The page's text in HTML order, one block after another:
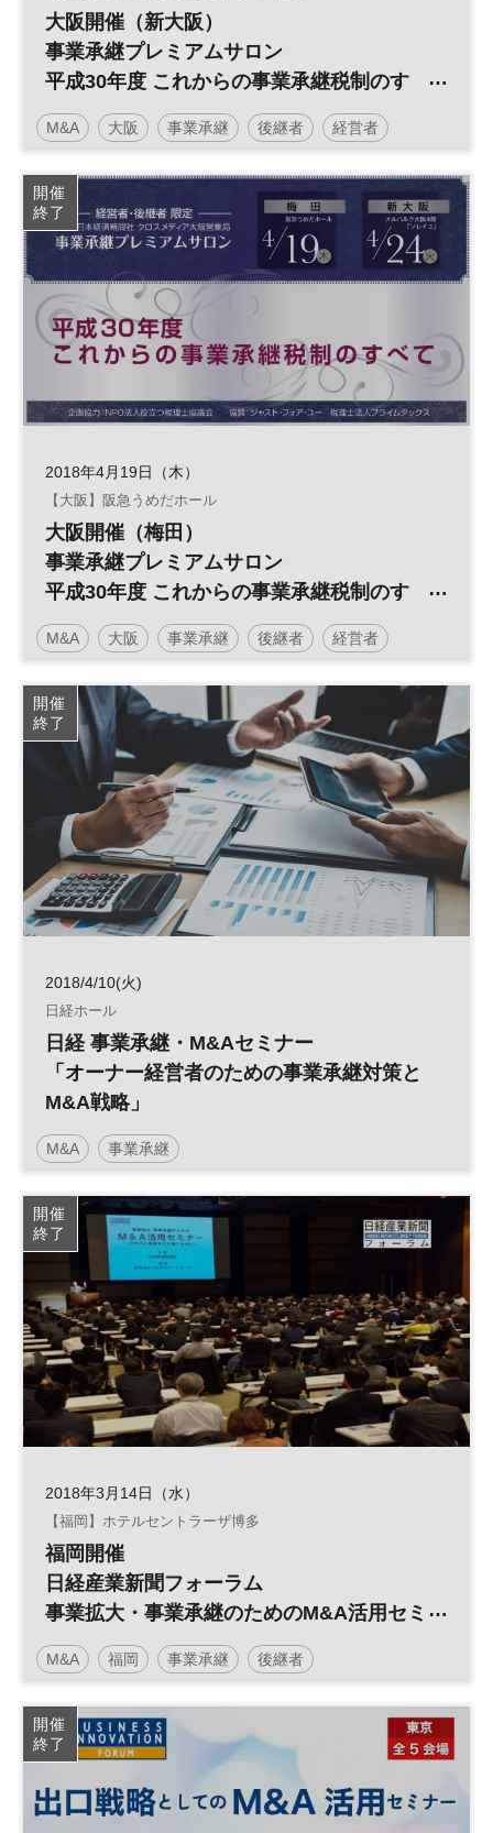
大阪開催（新大阪）
事業承継プレミアムサロン
平成30年度 これからの事業承継税制のす
べて
M&A 大阪 事業承継 後継者 経営者
開催
終了
2018年4月19日（木）
【大阪】阪急うめだホール
大阪開催（梅田）
事業承継プレミアムサロン
平成30年度 これからの事業承継税制のす
べて
M&A 大阪 事業承継 後継者 経営者
開催
終了
2018/4/10(火)
日経ホール
日経 事業承継・M&Aセミナー
「オーナー経営者のための事業承継対策と
M&A戦略」
M&A 事業承継
開催
終了
2018年3月14日（水）
【福岡】ホテルセントラーザ博多
福岡開催
日経産業新聞フォーラム
事業拡大・事業承継のためのM&A活用セミ
ナー
M&A 福岡 事業承継 後継者
日経産業新聞フォーラム
開催
終了